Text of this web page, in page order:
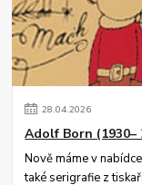
28.04.2026
Adolf Born (1930–
Nově máme v
také serigrafie z